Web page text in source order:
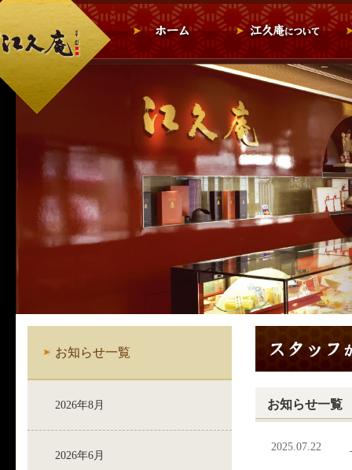
お知らせ一覧
2025.07.22
お知らせ一覧
2026年8月
2026年6月